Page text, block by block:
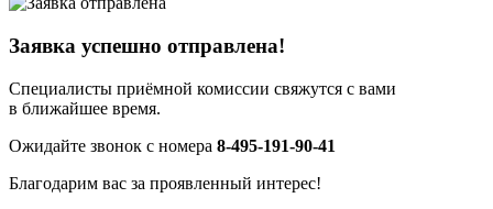
Заявка успешно отправлена!
Специалисты приёмной комиссии свяжутся с вами
в ближайшее время.
Ожидайте звонок с номера 8-495-191-90-41
Благодарим вас за проявленный интерес!